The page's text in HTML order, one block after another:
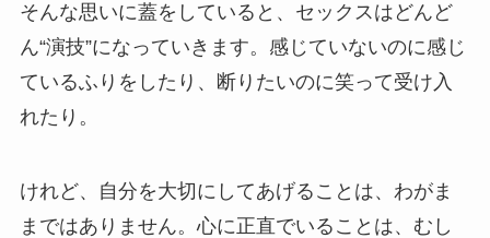
そんな思いに蓋をしていると、セックスはどんど
ん“演技”になっていきます。感じていないのに感じ
ているふりをしたり、断りたいのに笑って受け入
れたり。
けれど、自分を大切にしてあげることは、わがま
まではありません。心に正直でいることは、むし